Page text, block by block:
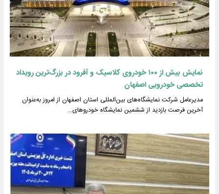
نمایش بیش از ۱۰۰ خودروی کلاسیک و آفرود در بزرگ‌ترین رویداد
تخصصی خودرویی اصفهان
مدیرعامل شرکت نمایشگاه‌های بین‌المللی استان اصفهان از امروز به‌عنوان
آخرین فرصت بازدید از ششمین نمایشگاه خودروهای…